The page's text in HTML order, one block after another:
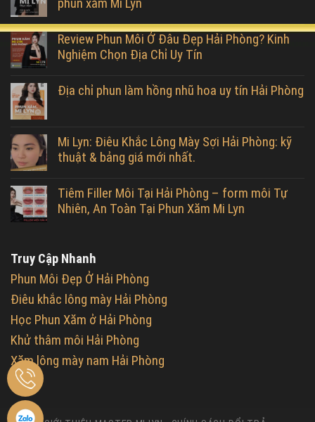
phun xăm Mi Lyn
Review Phun Môi Ở Đâu Đẹp Hải Phòng? Kinh
Nghiệm Chọn Địa Chỉ Uy Tín
Địa chỉ phun làm hồng nhũ hoa uy tín Hải Phòng
Mi Lyn: Điêu Khắc Lông Mày Sợi Hải Phòng: kỹ
thuật & bảng giá mới nhất.
Tiêm Filler Môi Tại Hải Phòng – form môi Tự
Nhiên, An Toàn Tại Phun Xăm Mi Lyn
Truy Cập Nhanh
Phun Môi Đẹp Ở Hải Phòng
Điêu khắc lông mày Hải Phòng
Học Phun Xăm ở Hải Phòng
Khử thâm môi Hải Phòng
Xăm lông mày nam Hải Phòng